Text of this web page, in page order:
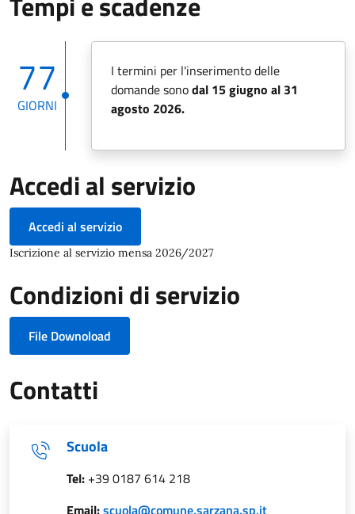
77
GIORNI
I termini per l'inserimento delle
domande sonodal 15 giugno al 31
agosto 2026.
Accedi al servizio
Accedi al servizio
Iscrizione al servizio mensa 2026/2027
Condizioni di servizio
File Downoload
Contatti
Scuola
Tel: +39 0187 614 218
Email:scuola@comune.sarzana.sp.it